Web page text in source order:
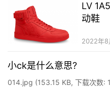
LV
动鞋
2022年8
小ck是什么意思?
014.jpg (153.15 KB, 下载次数: